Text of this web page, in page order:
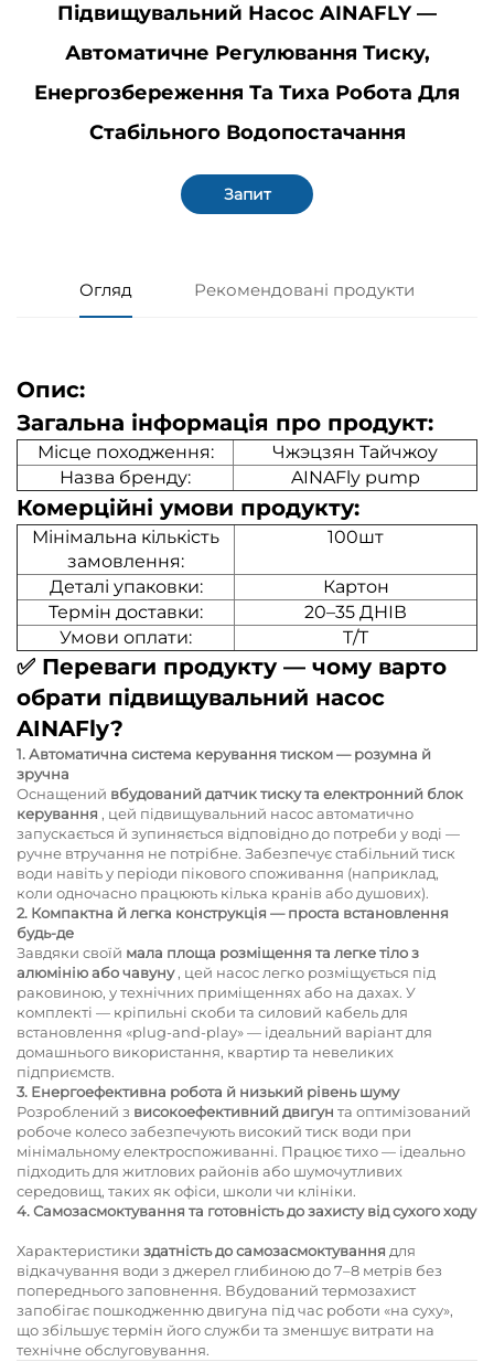
Підвищувальний Насос AINAFLY —
Автоматичне Регулювання Тиску,
Енергозбереження Та Тиха Робота Для
Стабільного Водопостачання
Запит
Огляд Рекомендовані продукти
Опис:
Загальна інформація про продукт:
Місце походження:
Чжэцзян Тайчжоу
Назва бренду:
AINAFly pump
Комерційні умови продукту:
Мінімальна кількість
замовлення:
100шт
Деталі упаковки:
Картон
Термін доставки:
20–35 ДНІВ
Умови оплати:
T/T
✅ Переваги продукту — чому варто
обрати підвищувальний насос
AINAFly?
1. Автоматична система керування тиском — розумна й
зручна
Оснащений вбудований датчик тиску та електронний блок
керування , цей підвищувальний насос автоматично
запускається й зупиняється відповідно до потреби у воді —
ручне втручання не потрібне. Забезпечує стабільний тиск
води навіть у періоди пікового споживання (наприклад,
коли одночасно працюють кілька кранів або душових).
2. Компактна й легка конструкція — проста встановлення
будь-де
Завдяки своїй мала площа розміщення та легке тіло з
алюмінію або чавуну, цей насос легко розміщується під
раковиною, у технічних приміщеннях або на дахах. У
комплекті — кріпильні скоби та силовий кабель для
встановлення «plug-and-play» — ідеальний варіант для
домашнього використання, квартир та невеликих
підприємств.
3. Енергоефективна робота й низький рівень шуму
Розроблений з високоефективний двигун та оптимізований
робоче колесо забезпечують високий тиск води при
мінімальному електроспоживанні. Працює тихо — ідеально
підходить для житлових районів або шумочутливих
середовищ, таких як офіси, школи чи клініки.
4. Самозасмоктування та готовність до захисту від сухого ходу
Характеристики здатність до самозасмоктування для
відкачування води з джерел глибиною до 7–8 метрів без
попереднього заповнення. Вбудований термозахист
запобігає пошкодженню двигуна під час роботи «на суху»,
що збільшує термін його служби та зменшує витрати на
технічне обслуговування.